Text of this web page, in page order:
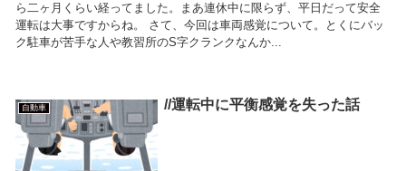
ら二ヶ月くらい経ってました。まあ連休中に限らず、平日だって安全
運転は大事ですからね。 さて、今回は車両感覚について。とくにバッ
ク駐車が苦手な人や教習所のS字クランクなんか...
自動車 //運転中に平衡感覚を失った話